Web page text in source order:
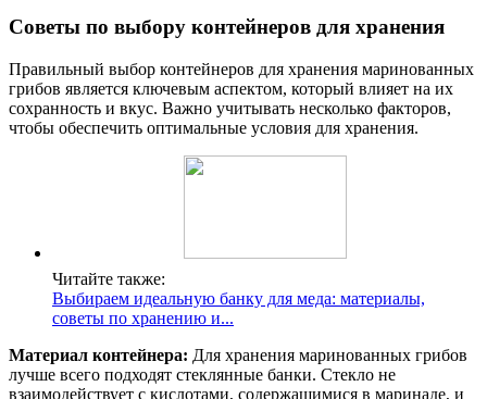
Советы по выбору контейнеров для хранения
Правильный выбор контейнеров для хранения маринованных
грибов является ключевым аспектом, который влияет на их
сохранность и вкус. Важно учитывать несколько факторов,
чтобы обеспечить оптимальные условия для хранения.
Читайте также:
Выбираем идеальную банку для меда: материалы,
советы по хранению и...
Материал контейнера: Для хранения маринованных грибов
лучше всего подходят стеклянные банки. Стекло не
взаимодействует с кислотами, содержащимися в маринаде, и